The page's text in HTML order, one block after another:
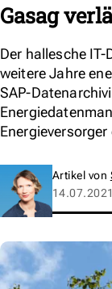
Gasag
Der hallesche
weitere Jahre
SAP-
Artikel von